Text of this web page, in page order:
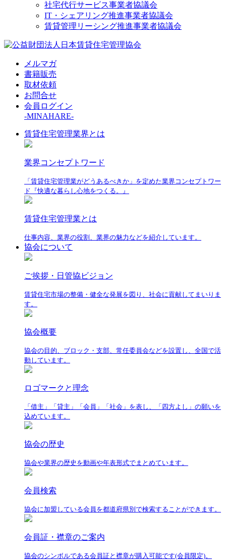
社宅代行サービス事業者協議会
IT・シェアリング推進事業者協議会
賃貸管理リーシング推進事業者協議会
メルマガ
書籍販売
取材依頼
お問合せ
会員ログイン
-MINAHARE-
賃貸住宅管理業界とは
業界コンセプトワード
「賃貸住宅管理業がどうあるべきか」を定めた業界コンセプトワー
ド『快適な暮らし心地をつくる。』
賃貸住宅管理業とは
仕事内容、業界の役割、業界の魅力などを紹介しています。
協会について
ご挨拶・日管協ビジョン
賃貸住宅市場の整備・健全な発展を図り、社会に貢献してまいりま
す。
協会概要
協会の目的、ブロック・支部、常任委員会などを設置し、全国で活
動しています。
ロゴマークと理念
「借主」「貸主」「会員」「社会」を表し、「四方よし」の願いを
込めています。
協会の歴史
協会や業界の歴史を動画や年表形式でまとめています。
会員検索
協会に加盟している会員を都道府県別で検索することができます。
会員証・襟章のご案内
協会のシンボルである会員証と襟章が購入可能です(会員限定)。